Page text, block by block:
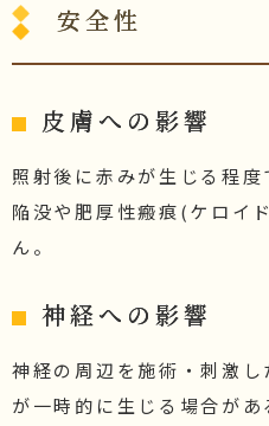
安全性
皮膚への影響
照射後に赤みが生じる程
陥没や肥厚性瘢痕(ケロイ
ん。
神経への影響
神経の周辺を施術・刺激
が一時的に生じる場合が